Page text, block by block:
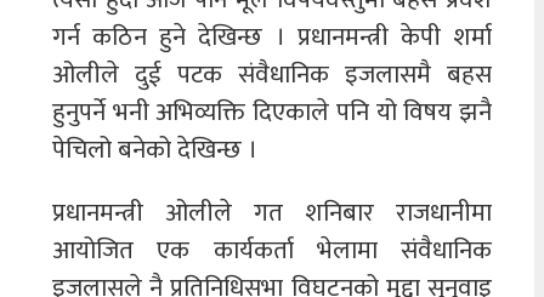
गर्न कठिन हुने देखिन्छ । प्रधानमन्त्री केपी शर्मा
ओलीले दुई पटक संवैधानिक इजलासमै बहस
हुनुपर्ने भनी अभिव्यक्ति दिएकाले पनि यो विषय झनै
पेचिलो बनेको देखिन्छ ।
प्रधानमन्त्री ओलीले गत शनिबार राजधानीमा
आयोजित एक कार्यकर्ता भेलामा संवैधानिक
इजलासले नै प्रतिनिधिसभा विघटनको मुद्दा सुनुवाइ